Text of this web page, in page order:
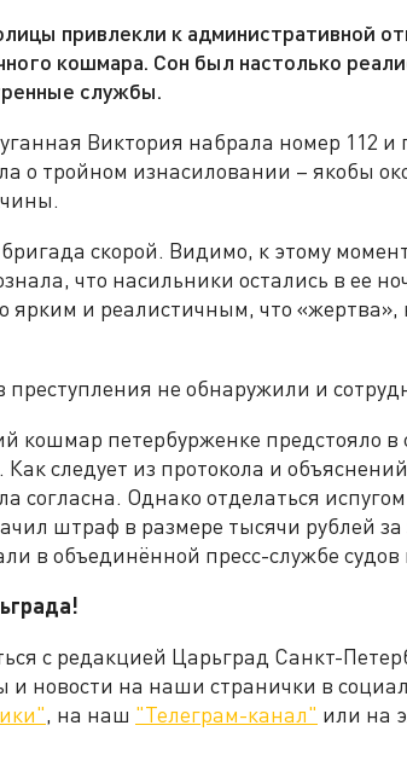
привлекли к административной
кошмара. Сон был настолько
службы.
Виктория набрала номер 112
о тройном изнасиловании – якобы
скорой. Видимо, к этому
что насильники остались в ее
ярким и реалистичным, что «жертва»,
преступления не обнаружили и
кошмар петербурженке предстояло в
следует из протокола и
согласна. Однако отделаться
штраф в размере тысячи рублей
в объединённой пресс-службе судов
с редакцией Царьград Санкт-
новости на наши странички в
, на наш "Телеграм-канал" или на